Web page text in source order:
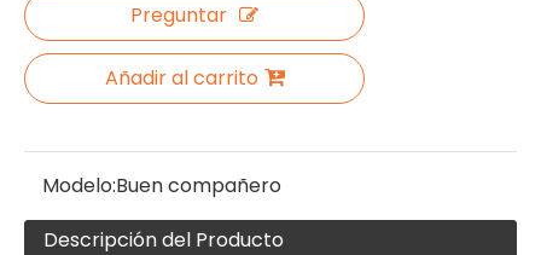
Preguntar
Añadir al carrito
Modelo:Buen compañero
Descripción del Producto